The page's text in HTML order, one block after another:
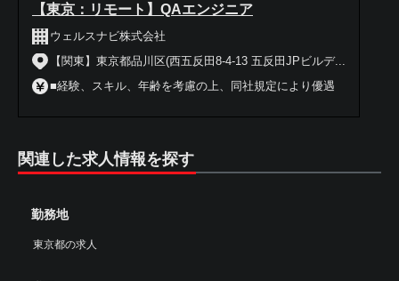
【東京：リモート】QAエンジニア
ウェルスナビ株式会社
【関東】東京都品川区(西五反田8-4-13 五反田JPビルデ...
■経験、スキル、年齢を考慮の上、同社規定により優遇
関連した求人情報を探す
勤務地
東京都の求人